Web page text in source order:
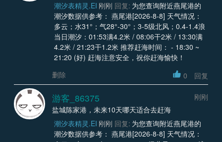
潮汐表精灵.EI 刚刚 回复: 为您查询附近燕尾港的
潮汐数据供参考： 燕尾港[2026-8-8] 天气情况：
多云；水31°；气28°-30°；3-5级北风；0.4-1.4浪
当日潮汐：01:53满4.2米 / 08:06干2米 / 13:30满
4.2米 / 21:23干1.2米 推荐赶海时间： - 18:30 ~
21:20 (好) 赶海注意安全，祝你赶海愉快！
删除
0 回复
游客_86375
刚刚
盐城陈家港，未来10天哪天适合去赶海
潮汐表精灵.EI 刚刚 回复: 为您查询附近燕尾港的
潮汐数据供参考： 燕尾港[2026-8-8] 天气情况：